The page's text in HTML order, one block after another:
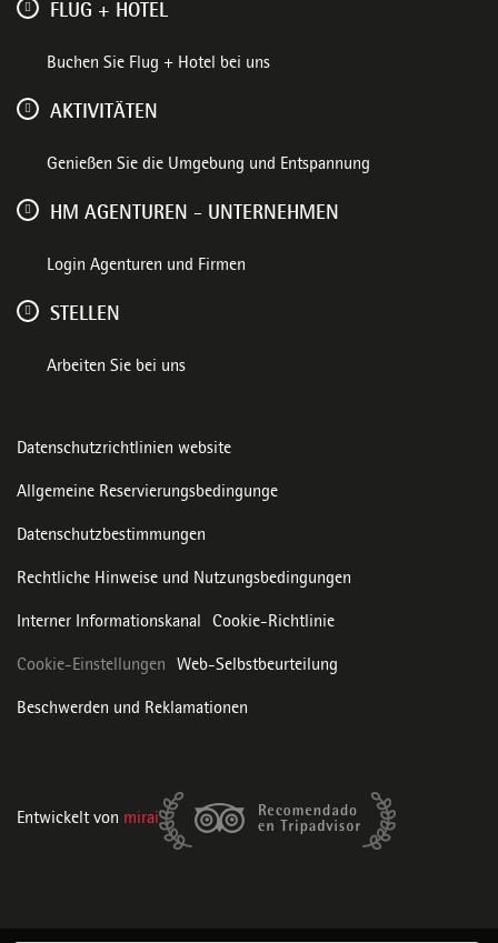
FLUG + HOTEL
Buchen Sie Flug + Hotel bei uns
AKTIVITÄTEN
Genießen Sie die Umgebung und Entspannung
HM AGENTUREN - UNTERNEHMEN
Login Agenturen und Firmen
STELLEN
Arbeiten Sie bei uns
Datenschutzrichtlinien website
Allgemeine Reservierungsbedingunge
Datenschutzbestimmungen
Rechtliche Hinweise und Nutzungsbedingungen
Interner Informationskanal Cookie-Richtlinie
Cookie-Einstellungen Web-Selbstbeurteilung
Beschwerden und Reklamationen
Entwickelt von mirai